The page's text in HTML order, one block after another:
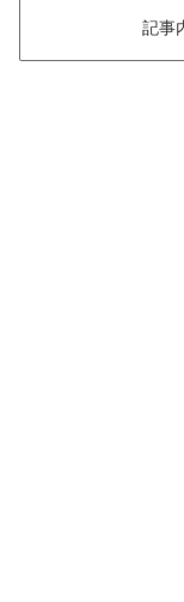
記事